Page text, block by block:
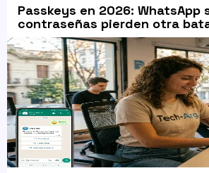
Passkeys en 2026: WhatsApp
contraseñas pierden otra